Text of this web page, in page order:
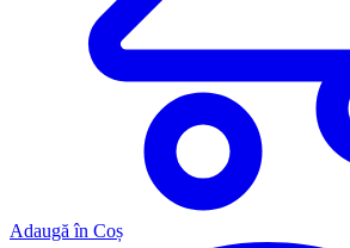
Adaugă în Coș